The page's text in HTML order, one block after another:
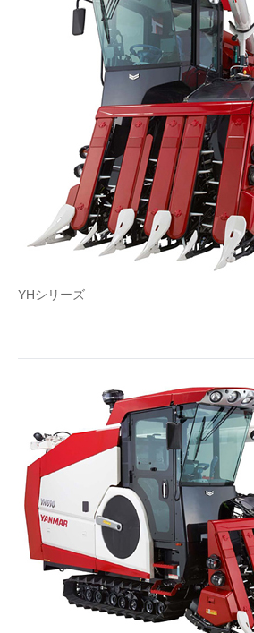
AI活用のいまが分かる
企業ITのトレンドを詳説
経営リーダーのコミュニティ
マーケ×ITの今がよく分かる
ITエンジニア向け専門サイト
企業向けIT製品の総合サイト
IT製品の技術・比較・事例
エレクトロニクス専門サイト
電子設計の基本と応用
エネルギーの専門メディア
建設×テクノロジーの最前線
ちょっと気になるネットの話題
YHシリーズ